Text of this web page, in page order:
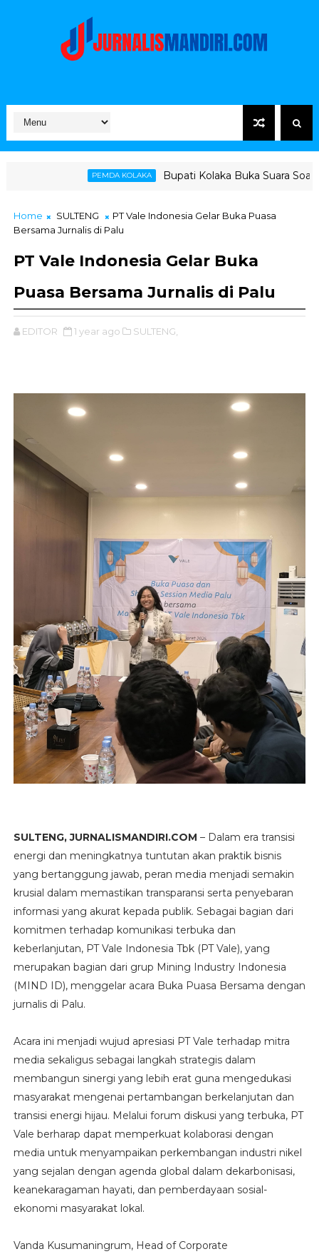
Bupati Kolaka Buka Suara Soal Ketegangan
Home SULTENG
PT Vale Indonesia Gelar Buka Puasa
Bersama Jurnalis di Palu
PT Vale Indonesia Gelar Buka
Puasa Bersama Jurnalis di Palu
EDITOR 1 year ago SULTENG,
SULTENG, JURNALISMANDIRI.COM – Dalam era transisi
energi dan meningkatnya tuntutan akan praktik bisnis
yang bertanggung jawab, peran media menjadi semakin
krusial dalam memastikan transparansi serta penyebaran
informasi yang akurat kepada publik. Sebagai bagian dari
komitmen terhadap komunikasi terbuka dan
keberlanjutan, PT Vale Indonesia Tbk (PT Vale), yang
merupakan bagian dari grup Mining Industry Indonesia
(MIND ID), menggelar acara Buka Puasa Bersama dengan
jurnalis di Palu.
Acara ini menjadi wujud apresiasi PT Vale terhadap mitra
media sekaligus sebagai langkah strategis dalam
membangun sinergi yang lebih erat guna mengedukasi
masyarakat mengenai pertambangan berkelanjutan dan
transisi energi hijau. Melalui forum diskusi yang terbuka, PT
Vale berharap dapat memperkuat kolaborasi dengan
media untuk menyampaikan perkembangan industri nikel
yang sejalan dengan agenda global dalam dekarbonisasi,
keanekaragaman hayati, dan pemberdayaan sosial-
ekonomi masyarakat lokal.
Vanda Kusumaningrum, Head of Corporate